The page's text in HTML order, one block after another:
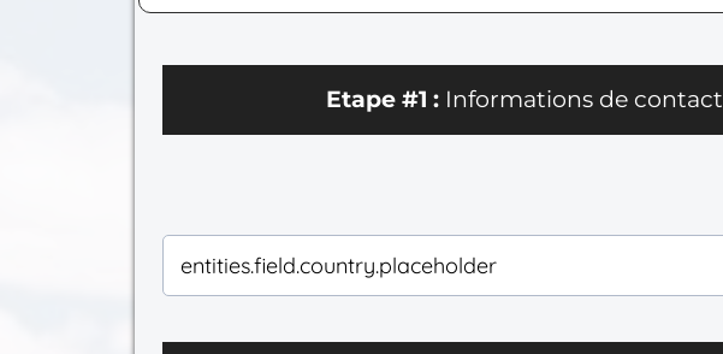
Etape #1 : Informations de contact